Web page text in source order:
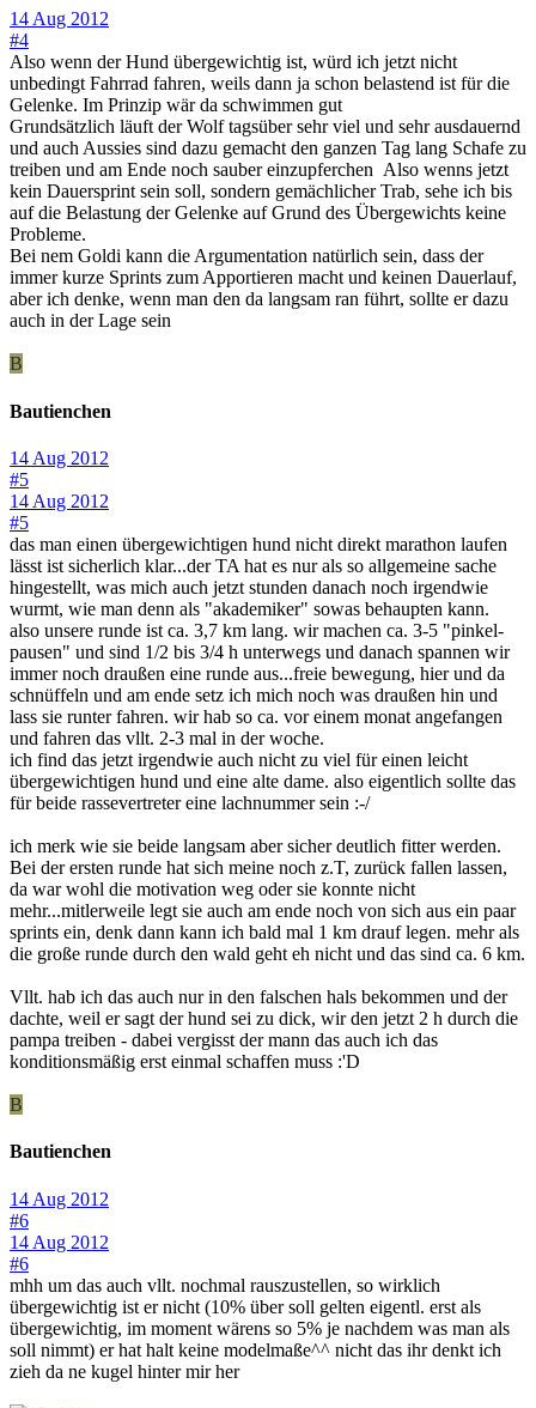
14 Aug 2012
#4
Also wenn der Hund übergewichtig ist, würd ich jetzt nicht
unbedingt Fahrrad fahren, weils dann ja schon belastend ist für die
Gelenke. Im Prinzip wär da schwimmen gut
Grundsätzlich läuft der Wolf tagsüber sehr viel und sehr ausdauernd
und auch Aussies sind dazu gemacht den ganzen Tag lang Schafe zu
treiben und am Ende noch sauber einzupferchen Also wenns jetzt
kein Dauersprint sein soll, sondern gemächlicher Trab, sehe ich bis
auf die Belastung der Gelenke auf Grund des Übergewichts keine
Probleme.
Bei nem Goldi kann die Argumentation natürlich sein, dass der
immer kurze Sprints zum Apportieren macht und keinen Dauerlauf,
aber ich denke, wenn man den da langsam ran führt, sollte er dazu
auch in der Lage sein
B
Bautienchen
14 Aug 2012
#5
14 Aug 2012
#5
das man einen übergewichtigen hund nicht direkt marathon laufen
lässt ist sicherlich klar...der TA hat es nur als so allgemeine sache
hingestellt, was mich auch jetzt stunden danach noch irgendwie
wurmt, wie man denn als "akademiker" sowas behaupten kann.
also unsere runde ist ca. 3,7 km lang. wir machen ca. 3-5 "pinkel-
pausen" und sind 1/2 bis 3/4 h unterwegs und danach spannen wir
immer noch draußen eine runde aus...freie bewegung, hier und da
schnüffeln und am ende setz ich mich noch was draußen hin und
lass sie runter fahren. wir hab so ca. vor einem monat angefangen
und fahren das vllt. 2-3 mal in der woche.
ich find das jetzt irgendwie auch nicht zu viel für einen leicht
übergewichtigen hund und eine alte dame. also eigentlich sollte das
für beide rassevertreter eine lachnummer sein :-/
ich merk wie sie beide langsam aber sicher deutlich fitter werden.
Bei der ersten runde hat sich meine noch z.T, zurück fallen lassen,
da war wohl die motivation weg oder sie konnte nicht
mehr...mitlerweile legt sie auch am ende noch von sich aus ein paar
sprints ein, denk dann kann ich bald mal 1 km drauf legen. mehr als
die große runde durch den wald geht eh nicht und das sind ca. 6 km.
Vllt. hab ich das auch nur in den falschen hals bekommen und der
dachte, weil er sagt der hund sei zu dick, wir den jetzt 2 h durch die
pampa treiben - dabei vergisst der mann das auch ich das
konditionsmäßig erst einmal schaffen muss :'D
B
Bautienchen
14 Aug 2012
#6
14 Aug 2012
#6
mhh um das auch vllt. nochmal rauszustellen, so wirklich
übergewichtig ist er nicht (10% über soll gelten eigentl. erst als
übergewichtig, im moment wärens so 5% je nachdem was man als
soll nimmt) er hat halt keine modelmaße^^ nicht das ihr denkt ich
zieh da ne kugel hinter mir her